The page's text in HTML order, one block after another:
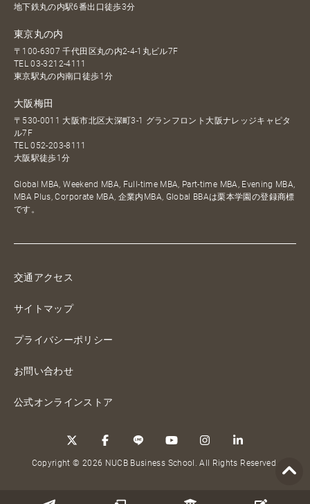
地下鉄丸の内駅6番出口徒歩3分
東京丸の内
〒100-6307 千代田区丸の内2-4-1丸ビル7F
TEL03-3212-4111
東京駅丸の内南口徒歩1分
大阪梅田
〒530-0011 大阪市北区大深町3-1 グランフロント大阪ナレッジキャピタ
ル7F
TEL052-203-8111
大阪駅徒歩1分
Global MBA, Weekend MBA, Full-time MBA, Part-time MBA, Evening MBA,
MBA Plus, Corporate MBA, 企業内MBA, Global BBAは栗本学園の登録商標
です。
交通アクセス
サイトマップ
プライバシーポリシー
お問い合わせ
公式オンラインストア
Copyright © 2026 NUCB Business School. All Rights Reserved.